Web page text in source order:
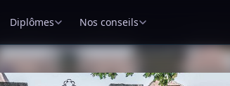
Diplômes Nos conseils